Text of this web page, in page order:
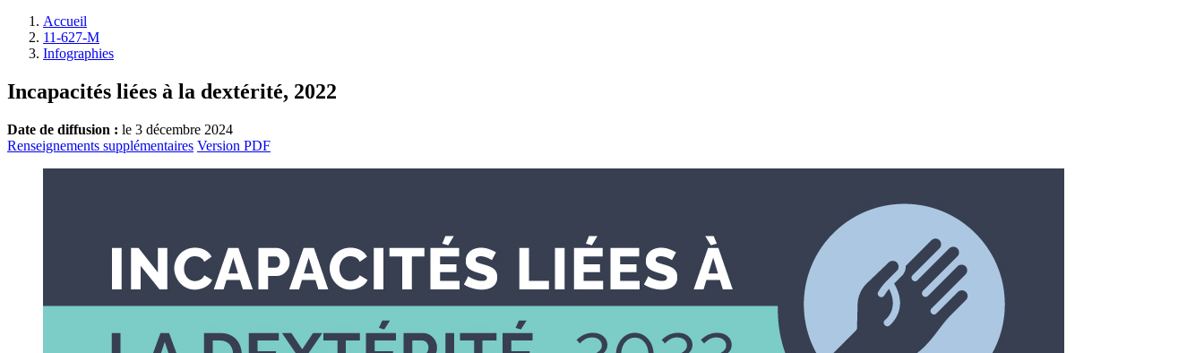
Accueil
11-627-M
Infographies
Incapacités liées à la dextérité, 2022
Date de diffusion : le 3 décembre 2024
Renseignements supplémentaires Version PDF